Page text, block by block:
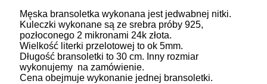
Męska bransoletka wykonana jest jedwabnej nitki.
Kuleczki wykonane są ze srebra próby 925,
pozłoconego 2 mikronami 24k złota.
Wielkość literki przelotowej to ok 5mm.
Długość bransoletki to 30 cm. Inny rozmiar
wykonujemy na zamówienie.
Cena obejmuje wykonanie jednej bransoletki.